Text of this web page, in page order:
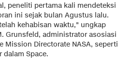
peneliti pertama kali mendeteksi
ini sejak bulan Agustus lalu.
kehabisan waktu," ungkap
Grunsfeld, administrator asosiasi
Mission Directorate NASA, seperti
dalam Space.